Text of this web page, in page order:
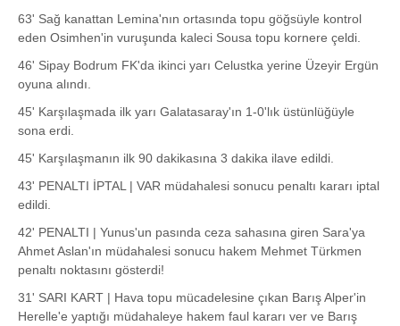
63' Sağ kanattan Lemina'nın ortasında topu göğsüyle kontrol
eden Osimhen'in vuruşunda kaleci Sousa topu kornere çeldi.
46' Sipay Bodrum FK'da ikinci yarı Celustka yerine Üzeyir Ergün
oyuna alındı.
45' Karşılaşmada ilk yarı Galatasaray'ın 1-0'lık üstünlüğüyle
sona erdi.
45' Karşılaşmanın ilk 90 dakikasına 3 dakika ilave edildi.
43' PENALTI İPTAL | VAR müdahalesi sonucu penaltı kararı iptal
edildi.
42' PENALTI | Yunus'un pasında ceza sahasına giren Sara'ya
Ahmet Aslan'ın müdahalesi sonucu hakem Mehmet Türkmen
penaltı noktasını gösterdi!
31' SARI KART | Hava topu mücadelesine çıkan Barış Alper'in
Herelle'e yaptığı müdahaleye hakem faul kararı ver ve Barış